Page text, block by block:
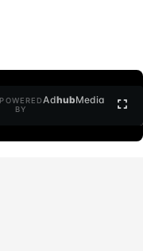
POWERED
BY
AdhubMedia